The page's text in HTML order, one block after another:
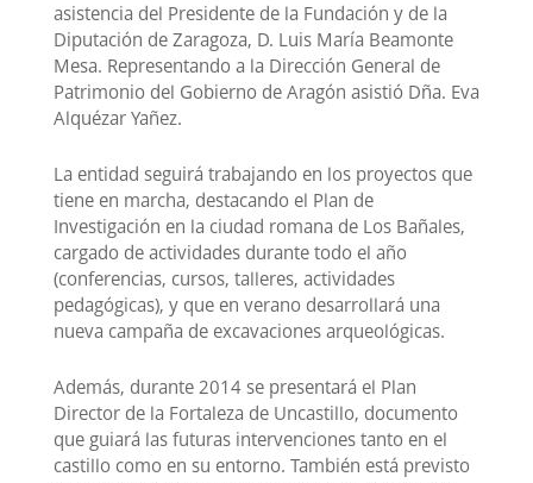
asistencia del Presidente de la Fundación y de la
Diputación de Zaragoza, D. Luis María Beamonte
Mesa. Representando a la Dirección General de
Patrimonio del Gobierno de Aragón asistió Dña. Eva
Alquézar Yañez.
La entidad seguirá trabajando en los proyectos que
tiene en marcha, destacando el Plan de
Investigación en la ciudad romana de Los Bañales,
cargado de actividades durante todo el año
(conferencias, cursos, talleres, actividades
pedagógicas), y que en verano desarrollará una
nueva campaña de excavaciones arqueológicas.
Además, durante 2014 se presentará el Plan
Director de la Fortaleza de Uncastillo, documento
que guiará las futuras intervenciones tanto en el
castillo como en su entorno. También está previsto